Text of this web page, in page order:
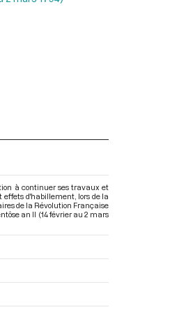
à continuer ses travaux et
effets d'habillement, lors de la
de la Révolution Française
an II (14 février au 2 mars